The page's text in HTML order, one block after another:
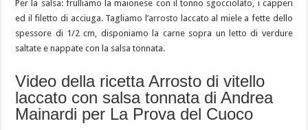
Per la salsa: frulliamo la maionese con il tonno sgocciolato, i capperi
ed il filetto di acciuga. Tagliamo l’arrosto laccato al miele a fette dello
spessore di 1/2 cm, disponiamo la carne sopra un letto di verdure
saltate e nappate con la salsa tonnata.
Video della ricetta Arrosto di vitello
laccato con salsa tonnata di Andrea
Mainardi per La Prova del Cuoco